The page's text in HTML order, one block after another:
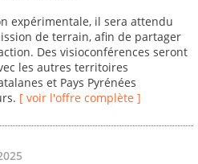
expérimentale, il sera attendu
de terrain, afin de partager
Des visioconférences seront
les autres territoires
et Pays Pyrénées
[ voir l'offre complète ]